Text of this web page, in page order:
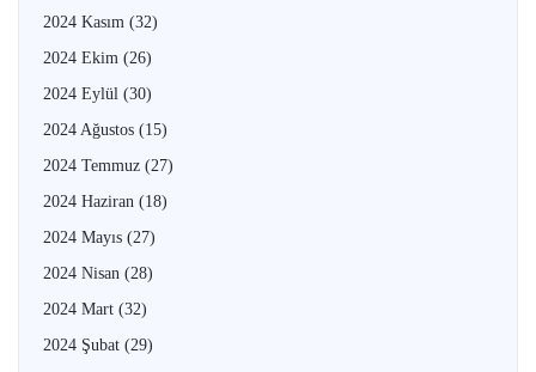
2024 Kasım (32)
2024 Ekim (26)
2024 Eylül (30)
2024 Ağustos (15)
2024 Temmuz (27)
2024 Haziran (18)
2024 Mayıs (27)
2024 Nisan (28)
2024 Mart (32)
2024 Şubat (29)